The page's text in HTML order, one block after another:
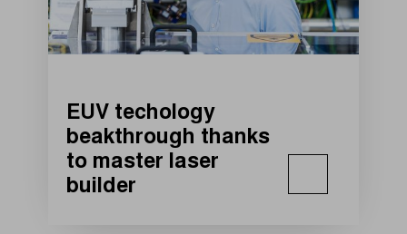
EUV techology
beakthrough thanks
to master laser
builder